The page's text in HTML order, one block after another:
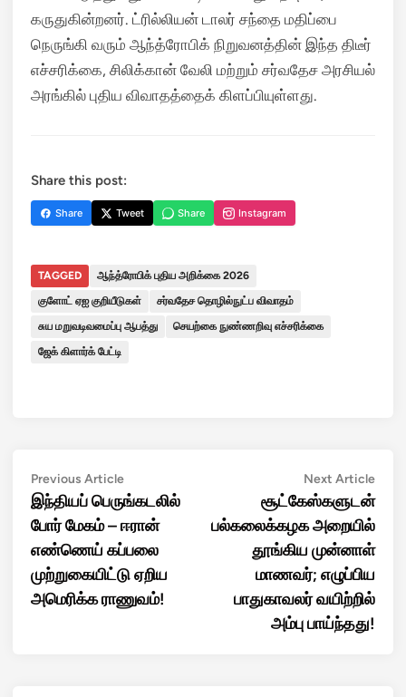
கருதுகின்றனர். ட்ரில்லியன் டாலர் சந்தை மதிப்பை
நெருங்கி வரும் ஆந்த்ரோபிக் நிறுவனத்தின் இந்த திடீர்
எச்சரிக்கை, சிலிக்கான் வேலி மற்றும் சர்வதேச அரசியல்
அரங்கில் புதிய விவாதத்தைக் கிளப்பியுள்ளது.
Share this post:
Share Tweet Share Instagram
TAGGED
ஆந்த்ரோபிக் புதிய அறிக்கை 2026
குளோட் ஏஐ குறியீடுகள்
சர்வதேச தொழில்நுட்ப விவாதம்
சுய மறுவடிவமைப்பு ஆபத்து
செயற்கை நுண்ணறிவு எச்சரிக்கை
ஜேக் கிளார்க் பேட்டி
Post
navigation
Previous ArticlePrevious
article:
இந்தியப் பெருங்கடலில்
போர் மேகம் – ஈரான்
எண்ணெய் கப்பலை
முற்றுகையிட்டு ஏறிய
அமெரிக்க ராணுவம்!
Next ArticleNext
சூட்கேஸ்களுடன்
பல்கலைக்கழக அறையில்
தூங்கிய முன்னாள்
மாணவர்; எழுப்பிய
பாதுகாவலர் வயிற்றில்
அம்பு பாய்ந்தது!